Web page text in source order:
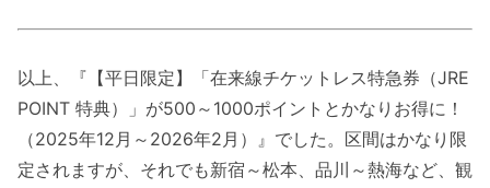
以上、『【平日限定】「在来線チケットレス特急券（JRE
POINT 特典）」が500～1000ポイントとかなりお得に！
（2025年12月～2026年2月）』でした。区間はかなり限
定されますが、それでも新宿～松本、品川～熱海など、観